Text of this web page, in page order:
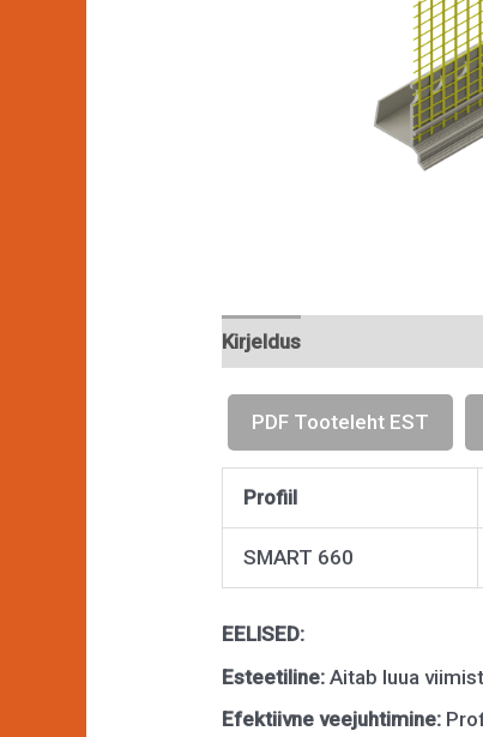
Kirjeldus
PDF Tooteleht EST
Profiil
SMART 660
EELISED:
Esteetiline:Aitab luua
Efektiivne veejuhtimine: